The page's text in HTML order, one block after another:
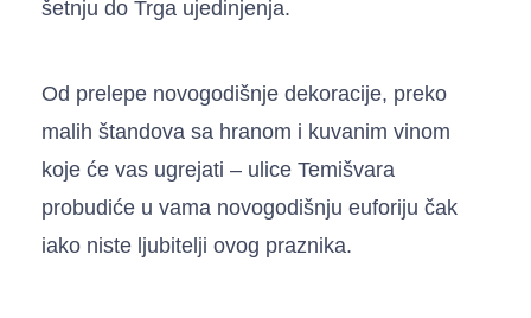
šetnju do Trga ujedinjenja.
Od prelepe novogodišnje dekoracije, preko
malih štandova sa hranom i kuvanim vinom
koje će vas ugrejati – ulice Temišvara
probudiće u vama novogodišnju euforiju čak
iako niste ljubitelji ovog praznika.